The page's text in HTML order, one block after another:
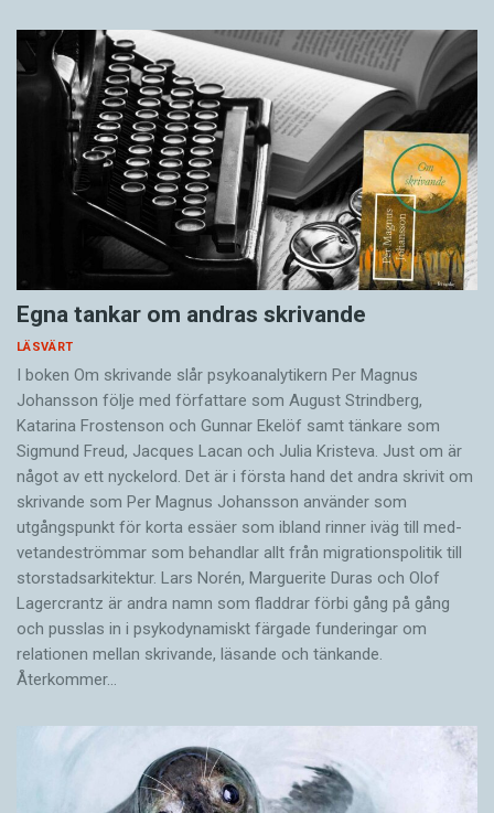
Egna tankar om andras skrivande
LÄSVÄRT
I boken Om skrivande slår psykoanalytikern Per Magnus
Johansson följe med författare som August Strindberg,
Katarina Frostenson och Gunnar Ekelöf samt tänkare som
Sigmund Freud, Jacques Lacan och Julia Kristeva. Just om är
något av ett nyckelord. Det är i första hand det andra skrivit om
skrivande som Per Magnus Johansson använder som
utgångspunkt för korta essäer som ibland rinner iväg till med­
vetandeströmmar som behandlar allt från migrationspolitik till
storstadsarkitektur. Lars Norén, Marguerite Duras och Olof
Lagercrantz är andra namn som fladdrar förbi gång på gång
och pusslas in i psykodynamiskt färgade funderingar om
relationen mellan skrivande, läsande och tänkande.
Återkommer…